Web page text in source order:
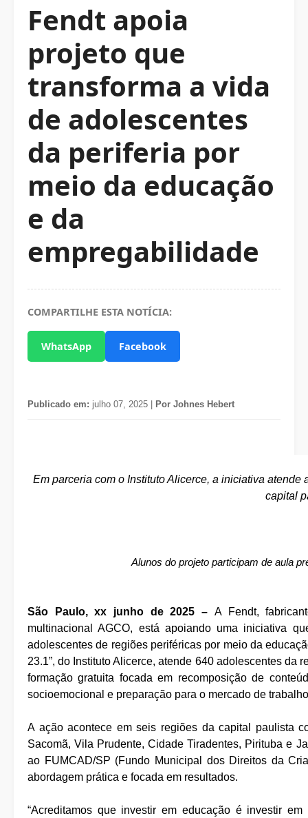
Fendt apoia
projeto que
transforma a vida
de adolescentes
da periferia por
meio da educação
e da
empregabilidade
COMPARTILHE ESTA NOTÍCIA:
WhatsApp Facebook
Publicado em: julho 07, 2025 | Por Johnes Hebert
Em parceria com o Instituto Alicerce, a iniciativa
capital
Alunos do projeto participam de aula
São Paulo, xx junho de 2025 – A Fendt,
multinacional AGCO, está apoiando uma iniciativa
adolescentes de regiões periféricas por meio da
23.1”, do Instituto Alicerce, atende 640 adolescentes da
formação gratuita focada em recomposição de
socioemocional e preparação para o mercado de
A ação acontece em seis regiões da capital paulista
Sacomã, Vila Prudente, Cidade Tiradentes, Pirituba e
ao FUMCAD/SP (Fundo Municipal dos Direitos da
abordagem prática e focada em resultados.
“Acreditamos que investir em educação é investir